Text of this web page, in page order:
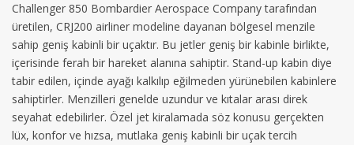
Challenger 850 Bombardier Aerospace Company tarafından
üretilen, CRJ200 airliner modeline dayanan bölgesel menzile
sahip geniş kabinli bir uçaktır. Bu jetler geniş bir kabinle birlikte,
içerisinde ferah bir hareket alanına sahiptir. Stand-up kabin diye
tabir edilen, içinde ayağı kalkılıp eğilmeden yürünebilen kabinlere
sahiptirler. Menzilleri genelde uzundur ve kıtalar arası direk
seyahat edebilirler. Özel jet kiralamada söz konusu gerçekten
lüx, konfor ve hızsa, mutlaka geniş kabinli bir uçak tercih